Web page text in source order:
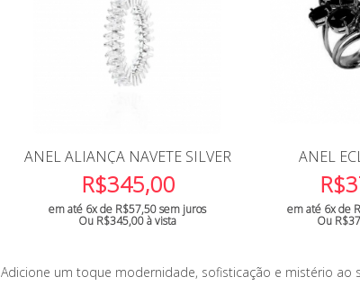
ANEL ALIANÇA NAVETE SILVER
R$345,00
em até 6x de R$57,50sem juros
Ou R$345,00à vista
ANEL
R$
em até 6x de
Ou R$
Adicione um toque modernidade, sofisticação e mistério ao